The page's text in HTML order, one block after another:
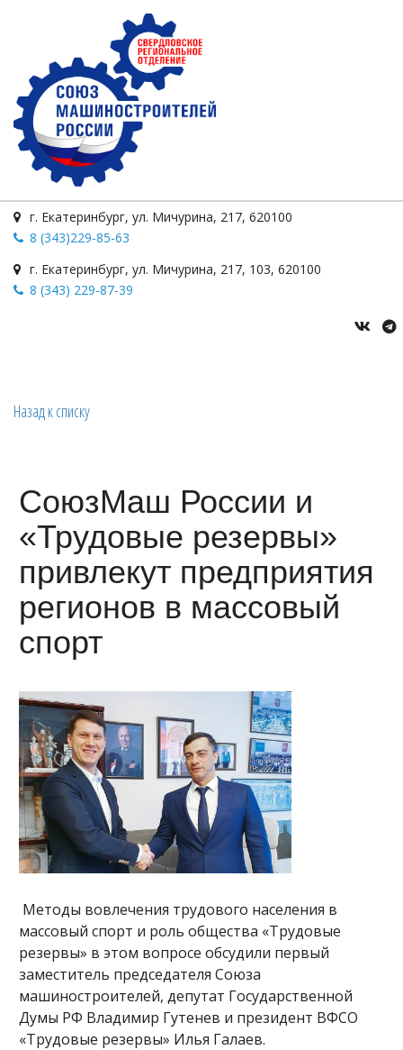
г. Екатеринбург, ул. Мичурина, 217, 620100
8 (343)229-85-63
г. Екатеринбург, ул. Мичурина, 217, 103, 620100
8 (343) 229-87-39
Назад к списку
СоюзМаш России и
«Трудовые резервы»
привлекут предприятия
регионов в массовый
спорт
Методы вовлечения трудового населения в
массовый спорт и роль общества «Трудовые
резервы» в этом вопросе обсудили первый
заместитель председателя Союза
машиностроителей, депутат Государственной
Думы РФ Владимир Гутенев и президент ВФСО
«Трудовые резервы» Илья Галаев.